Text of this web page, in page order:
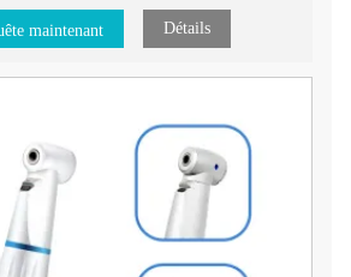
maintenant Détails